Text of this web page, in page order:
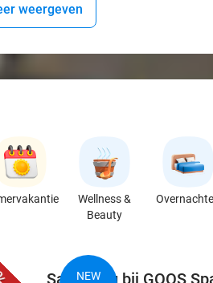
weergeven
Wellness &
Beauty
NEW
Saunadag bij GOOS